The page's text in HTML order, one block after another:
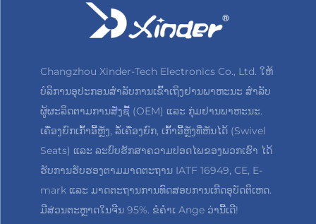
Changzhou Xinder-Tech Electronics Co., Ltd. ໃຫ້
ບໍລິການອຸປະກອນສຳລັບການເຂົ້າເຖິງຢານພາຫະນະ ສຳລັບ
ຜູ້ຜະລິດຕາມການສັ່ງຊື້ (OEM) ແລະ ກຸ່ມຢານພາຫະນະ.
ເຄື່ອງຍົກເກົ້າອີ້ຫຼັງ, ລໍ້ເຄື່ອງຍົກ, ເກົ້າອີ້ຫຼັງທີ່ຫັນໄດ້ (Swivel
Seats) ແລະ ລະບົບຮັກສາຄວາມປອດໄພຂອງພວກເຮົາ ໄດ້
ຮັບການຮັບຮອງຕາມມາດຕະຖານ IATF 16949, CE, E-
mark ແລະ ມາດຕະຖານການທົດສອບການເກີດອຸບັດຕິເຫດ.
ມີສ່ວນຕະຫຼາດໃນຈີນ 95%. ຂໍຄຳເ Ange ວ່ານີ້ເດີ!